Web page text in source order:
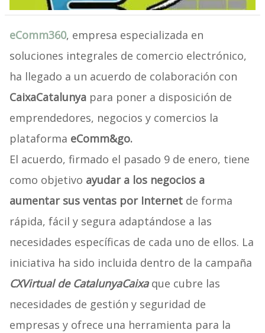
eComm360, empresa especializada en
soluciones integrales de comercio electrónico,
ha llegado a un acuerdo de colaboración con
CaixaCatalunya para poner a disposición de
emprendedores, negocios y comercios la
plataforma eComm&go.
El acuerdo, firmado el pasado 9 de enero, tiene
como objetivo ayudar a los negocios a
aumentar sus ventas por Internetde forma
rápida, fácil y segura adaptándose a las
necesidades específicas de cada uno de ellos. La
iniciativa ha sido incluida dentro de la campaña
CXVirtual de CatalunyaCaixaque cubre las
necesidades de gestión y seguridad de
empresas y ofrece una herramienta para la